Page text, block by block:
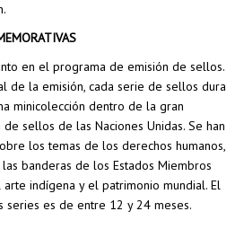
en el programa de emisión de sellos.
de la emisión, cada serie de sellos dura
minicolección dentro de la gran
sellos de las Naciones Unidas. Se han
los temas de los derechos humanos,
banderas de los Estados Miembros
arte indígena y el patrimonio mundial. El
es de entre 12 y 24 meses.